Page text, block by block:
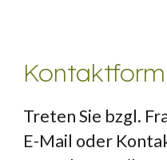
Treten Sie bzgl.
E-Mail oder